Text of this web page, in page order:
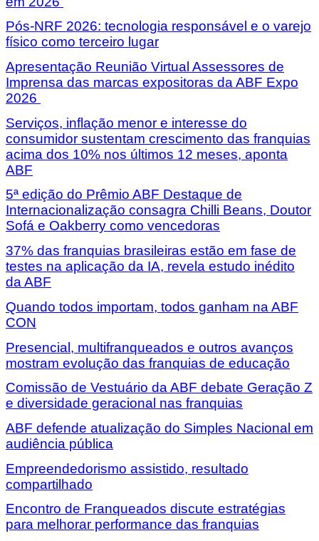
Pós-NRF 2026: tecnologia responsável e o varejo
físico como terceiro lugar
Apresentação Reunião Virtual Assessores de
Imprensa das marcas expositoras da ABF Expo
2026
Serviços, inflação menor e interesse do
consumidor sustentam crescimento das franquias
acima dos 10% nos últimos 12 meses, aponta
ABF
5ª edição do Prêmio ABF Destaque de
Internacionalização consagra Chilli Beans, Doutor
Sofá e Oakberry como vencedoras
37% das franquias brasileiras estão em fase de
testes na aplicação da IA, revela estudo inédito
da ABF
Quando todos importam, todos ganham na ABF
CON
Presencial, multifranqueados e outros avanços
mostram evolução das franquias de educação
Comissão de Vestuário da ABF debate Geração Z
e diversidade geracional nas franquias
ABF defende atualização do Simples Nacional em
audiência pública
Empreendedorismo assistido, resultado
compartilhado
Encontro de Franqueados discute estratégias
para melhorar performance das franquias